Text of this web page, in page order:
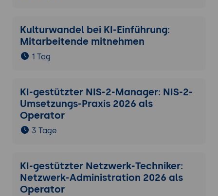
Kulturwandel bei KI-Einführung:
Mitarbeitende mitnehmen
1 Tag
KI-gestützter NIS-2-Manager: NIS-2-
Umsetzungs-Praxis 2026 als
Operator
3 Tage
KI-gestützter Netzwerk-Techniker:
Netzwerk-Administration 2026 als
Operator